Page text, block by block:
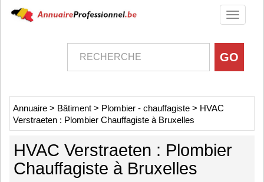
Toggle
Annuaire > Bâtiment > Plombier - chauffagiste > HVAC
Verstraeten : Plombier Chauffagiste à Bruxelles
HVAC Verstraeten : Plombier
Chauffagiste à Bruxelles